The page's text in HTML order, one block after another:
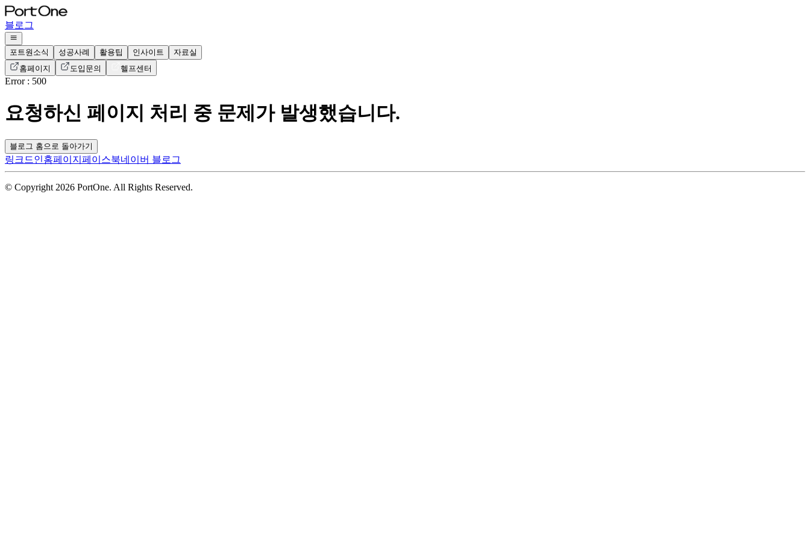
블로그
포트원소식 성공사례 활용팁 인사이트
자료실
홈페이지
도입문의 헬프센터
Error : 500
요청하신 페이지 처리 중 문제가 발생했습니다.
블로그 홈으로 돌아가기
링크드인홈페이지 페이스북네이버 블로그
© Copyright 2026 PortOne. All Rights Reserved.